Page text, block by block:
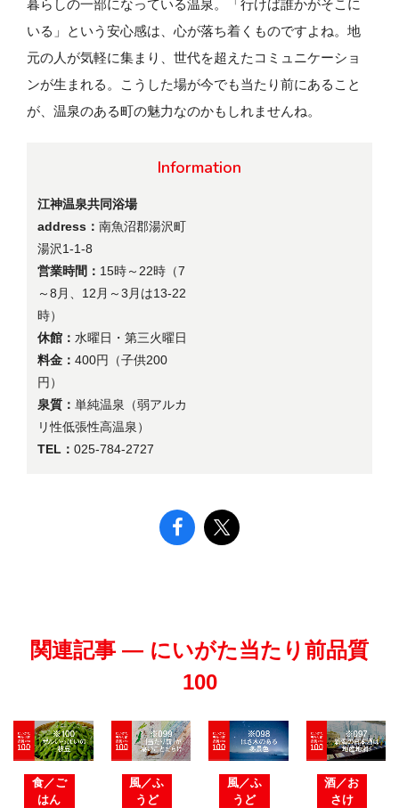
暮らしの一部になっている温泉。「行けば誰かがそこに
いる」という安心感は、心が落ち着くものですよね。地
元の人が気軽に集まり、世代を超えたコミュニケーショ
ンが生まれる。こうした場が今でも当たり前にあること
が、温泉のある町の魅力なのかもしれませんね。
Information
江神温泉共同浴場
address： 南魚沼郡湯沢町
湯沢1-1-8
営業時間： 15時～22時（7
～8月、12月～3月は13-22
時）
休館： 水曜日・第三火曜日
料金： 400円（子供200
円）
泉質： 単純温泉（弱アルカ
リ性低張性高温泉）
TEL： 025-784-2727
関連記事 — にいがた当たり前品質
100
食／ご
はん
風／ふ
うど
風／ふ
うど
酒／お
さけ